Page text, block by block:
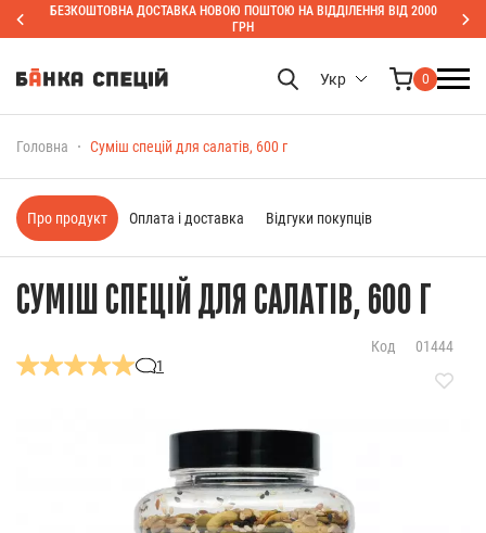
БЕЗКОШТОВНА ДОСТАВКА НОВОЮ ПОШТОЮ НА ВІДДІЛЕННЯ ВІД 2000
ГРН
Укр 0
Головна Суміш спецій для салатів, 600 г
СУМІШ СПЕЦІЙ ДЛЯ САЛАТІВ, 600 Г
1
Код 01444
Про продукт Оплата і доставка Відгуки покупців